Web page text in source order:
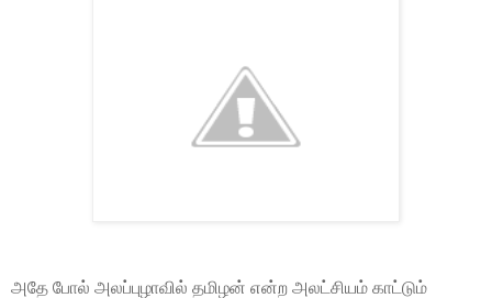
அதே போல் அலப்புழாவில் தமிழன் என்ற அலட்சியம் காட்டும்